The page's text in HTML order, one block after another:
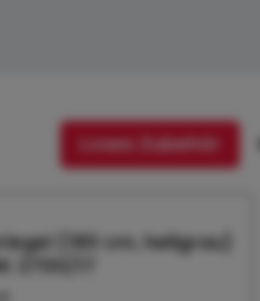
Loses Zubehör
(180 cm, hellgrau)
2700/17